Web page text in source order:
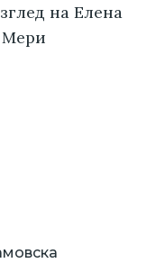
на Елена
Мери